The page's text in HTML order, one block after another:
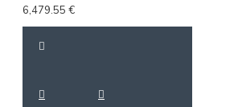
6,479.55 €